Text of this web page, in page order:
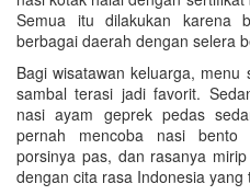
Semua itu dilakukan karena
berbagai daerah dengan selera
Bagi wisatawan keluarga,
sambal terasi jadi favorit.
nasi ayam geprek pedas
pernah mencoba nasi
porsinya pas, dan rasanya
dengan cita rasa Indonesia yang